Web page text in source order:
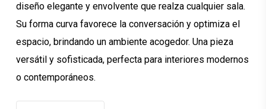
diseño elegante y envolvente que realza cualquier sala.
Su forma curva favorece la conversación y optimiza el
espacio, brindando un ambiente acogedor. Una pieza
versátil y sofisticada, perfecta para interiores modernos
o contemporáneos.